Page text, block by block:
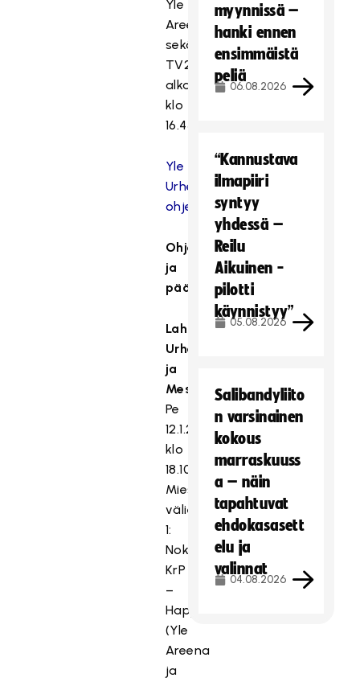
Yle
Areenassa
sekä
TV2:ssa
alkaa
klo
16.45.
Yle
Urheilun
ohjelmatietoihin
Ohjelma
ja
pääsyliput:
Lahden
Urheilu-
ja
Messukeskus
Pe
12.1.2024
klo
18.10
Miesten
välierä
1:
Nokian
KrP
–
Happee
(Yle
Areena
ja
myynnissä –
hanki ennen
ensimmäistä
peliä
06.08.2026
“Kannustava
ilmapiiri
syntyy
yhdessä –
Reilu
Aikuinen -
pilotti
käynnistyy”
05.08.2026
Salibandyliito
n varsinainen
kokous
marraskuuss
a – näin
tapahtuvat
ehdokasasett
elu ja
valinnat
04.08.2026